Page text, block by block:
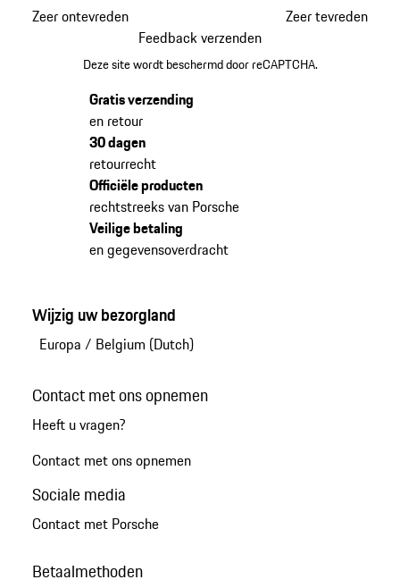
Zeer ontevreden
Zeer tevreden
Feedback verzenden
Deze site wordt beschermd door reCAPTCHA.
Gratis verzending
en retour
30 dagen
retourrecht
Officiële producten
rechtstreeks van Porsche
Veilige betaling
en gegevensoverdracht
Wijzig uw bezorgland
Europa / Belgium (Dutch)
Contact met ons opnemen
Heeft u vragen?
Contact met ons opnemen
Sociale media
Contact met Porsche
Betaalmethoden